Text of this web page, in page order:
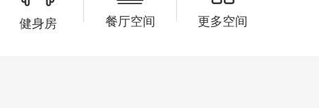
26分钟前
杨小姐已预约 186****3256
健身房 餐厅空间 更多空间